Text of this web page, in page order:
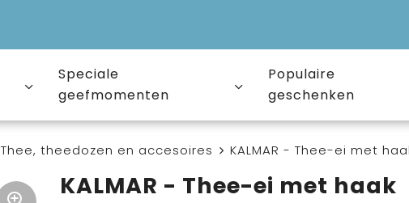
Speciale
geefmomenten
Populaire
geschenken
Thee, theedozen en accesoires KALMAR - Thee-ei met
KALMAR - Thee-ei met haak